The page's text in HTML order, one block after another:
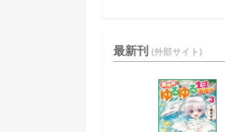
最新刊 (外部サイト)